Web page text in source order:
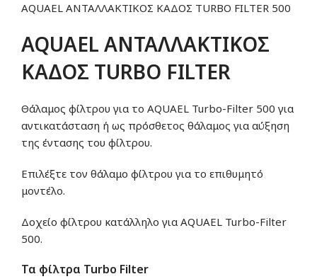
AQUAEL ΑΝΤΑΛΛΑΚΤΙΚΟΣ ΚΑΔΟΣ TURBO FILTER 500
AQUAEL ΑΝΤΑΛΛΑΚΤΙΚΟΣ
ΚΑΔΟΣ TURBO FILTER
Θάλαμος φίλτρου για το AQUAEL Turbo-Filter 500 για
αντικατάσταση ή ως πρόσθετος θάλαμος για αύξηση
της έντασης του φίλτρου.
Επιλέξτε τον θάλαμο φίλτρου για το επιθυμητό
μοντέλο.
Δοχείο φίλτρου κατάλληλο για AQUAEL Turbo-Filter
500.
Τα φίλτρα Turbo Filter